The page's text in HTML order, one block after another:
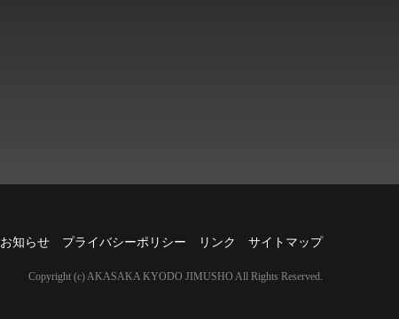
お知らせ プライバシーポリシー リンク サイトマップ
Copyright (c) AKASAKA KYODO JIMUSHO All Rights Reserved.